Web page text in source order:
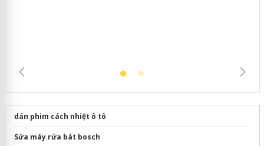
dán phim cách nhiệt ô tô
Sửa máy rửa bát bosch